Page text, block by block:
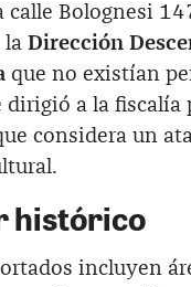
calle Bolognesi
la Dirección
que no existían
dirigió a la fiscalía
considera un
histórico
incluyen